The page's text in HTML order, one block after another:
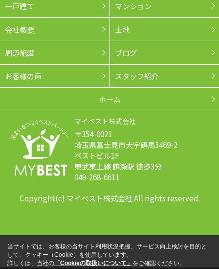
一戸建て マンション
会社概要 土地
周辺施設 ブログ
お客様の声 スタッフ紹介
ホーム
マイベスト株式会社
〒354-0021
埼玉県富士見市大字鶴馬3469-2
ベストビル1F
東武東上線 鶴瀬駅 徒歩3分
049-268-6611
Copyright(c) マイベスト株式会社 All rights reserved.
当サイトでは、お客様の当サイト利用状況把握、サービス向上検討を目的と
して、クッキー（Cookie）を使用しています。
詳しくは、当社の 「Cookieの取扱いについて」 をご確認ください。